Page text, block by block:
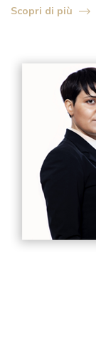
Scopri di più